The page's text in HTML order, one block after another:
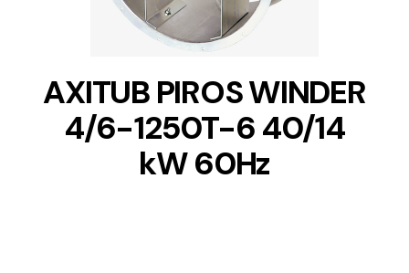
AXITUB PIROS WINDER
4/6-1250T-6 40/14
kW 60Hz